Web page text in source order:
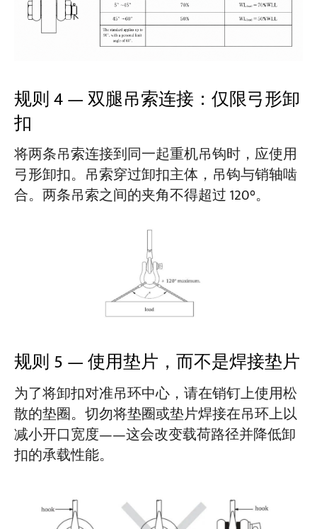
规则 4 — 双腿吊索连接：仅限弓形卸
扣
将两条吊索连接到同一起重机吊钩时，应使用
弓形卸扣。吊索穿过卸扣主体，吊钩与销轴啮
合。两条吊索之间的夹角不得超过 120°。
规则 5 — 使用垫片，而不是焊接垫片
为了将卸扣对准吊环中心，请在销钉上使用松
散的垫圈。切勿将垫圈或垫片焊接在吊环上以
减小开口宽度——这会改变载荷路径并降低卸
扣的承载性能。